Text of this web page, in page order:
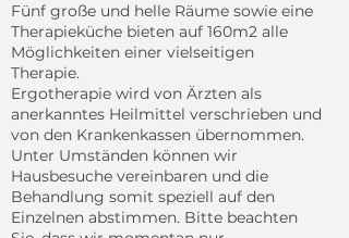
Fünf große und helle Räume sowie eine
Therapieküche bieten auf 160m2 alle
Möglichkeiten einer vielseitigen
Therapie.
Ergotherapie wird von Ärzten als
anerkanntes Heilmittel verschrieben und
von den Krankenkassen übernommen.
Unter Umständen können wir
Hausbesuche vereinbaren und die
Behandlung somit speziell auf den
Einzelnen abstimmen. Bitte beachten